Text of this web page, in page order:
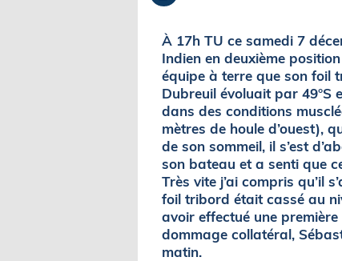
À 17h TU ce samedi 7
Indien en deuxième
équipe à terre que son foil
Dubreuil évoluait par 49°S
dans des conditions
mètres de houle d’ouest),
de son sommeil, il s’est
son bateau et a senti que
Très vite j’ai compris qu’il
foil tribord était cassé au
avoir effectué une
dommage collatéral,
matin.